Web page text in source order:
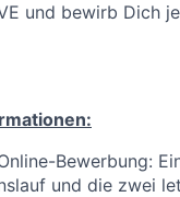
und bewirb Dich
Bewerbung:
und die zwei